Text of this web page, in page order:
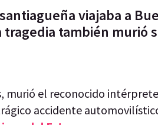
viajaba a
tragedia también murió
murió el reconocido
accidente